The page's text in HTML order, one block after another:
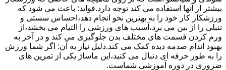
بیشتر از آنها استفاده می کند توجه دارد.فواید: باعث می شود که
ورزشکار کار خود را به بهترین نحو انجام دهد،احساس سستی و
تنبلی را از بین می برد،آسیب های ورزشی را التیام می بخشد،از
ورم کردن قسمت های مختلف بدن جلوگیری می کند و در آخر به
بهبود اندام صدمه دیده کمک می کند.دلیل نیاز به آن: اگر شما ورزش
را به طور حرفه ای دنبال می کنید،این ماساژ یکی از تمرین های
ضروری در دوره آموزشی شماست.